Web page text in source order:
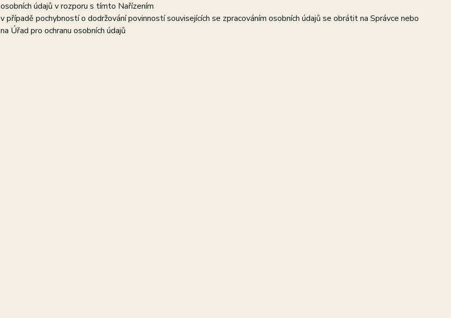
osobních údajů v rozporu s tímto Nařízením
v případě pochybností o dodržování povinností souvisejících se zpracováním osobních údajů se obrátit na Správce nebo
na Úřad pro ochranu osobních údajů